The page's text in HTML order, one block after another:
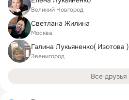
Великий Новгород
Светлана Жилина
Москва
Галина Лукьяненко( Изотова )
Звенигород
Все друзья